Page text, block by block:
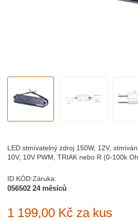
LED stmívatelný zdroj 150W, 12V,
10V, 10V PWM, TRIAK nebo R (0-100k
ID KÓD:
056502
Záruka:
24 měsíců
1 199,00 Kč za kus